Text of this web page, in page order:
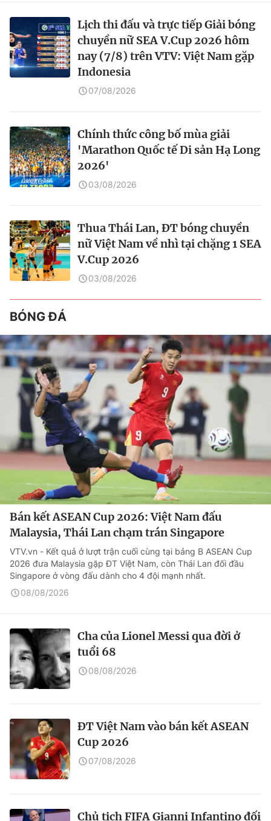
Lịch thi đấu và trực tiếp Giải bóng
chuyền nữ SEA V.Cup 2026 hôm
nay (7/8) trên VTV: Việt Nam gặp
Indonesia
07/08/2026
Chính thức công bố mùa giải
'Marathon Quốc tế Di sản Hạ Long
2026'
03/08/2026
Thua Thái Lan, ĐT bóng chuyền
nữ Việt Nam về nhì tại chặng 1 SEA
V.Cup 2026
03/08/2026
BÓNG ĐÁ
Bán kết ASEAN Cup 2026: Việt Nam đấu
Malaysia, Thái Lan chạm trán Singapore
VTV.vn - Kết quả ở lượt trận cuối cùng tại bảng B ASEAN Cup
2026 đưa Malaysia gặp ĐT Việt Nam, còn Thái Lan đối đầu
Singapore ở vòng đấu dành cho 4 đội mạnh nhất.
08/08/2026
Cha của Lionel Messi qua đời ở
tuổi 68
08/08/2026
ĐT Việt Nam vào bán kết ASEAN
Cup 2026
07/08/2026
Chủ tịch FIFA Gianni Infantino đối